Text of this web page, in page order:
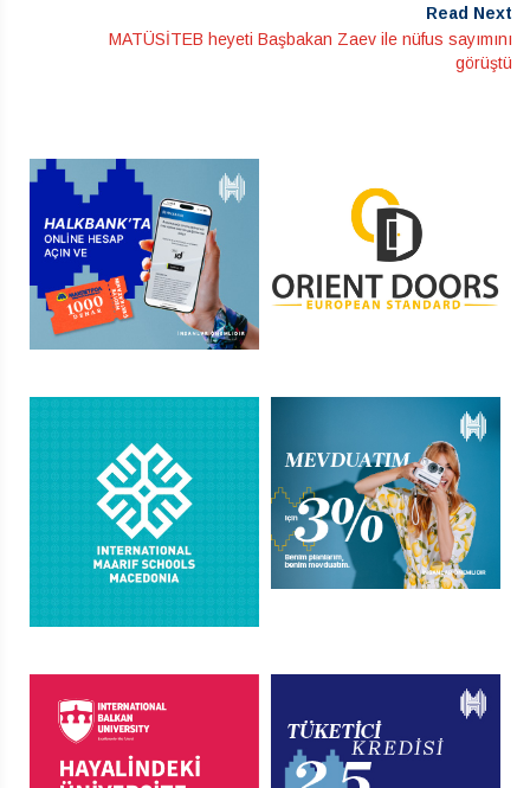
Read Next
MATÜSİTEB heyeti Başbakan Zaev ile nüfus sayımını
görüştü